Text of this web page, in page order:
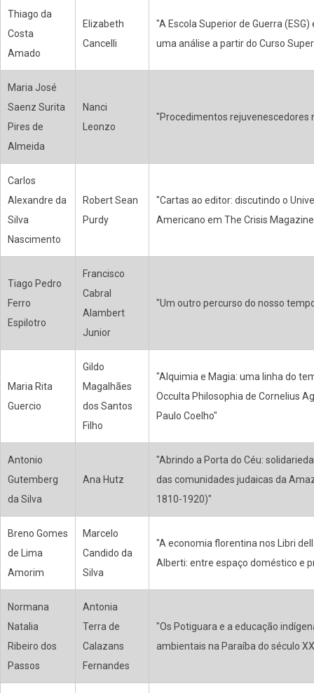
Thiago da
Costa
Amado
Elizabeth
Cancelli
"A Escola Superior de Guerra
uma análise a partir do Curso
Maria José
Saenz Surita
Pires de
Almeida
Nanci
Leonzo
"Procedimentos rejuvenescedores
Carlos
Alexandre da
Silva
Nascimento
Robert Sean
Purdy
"Cartas ao editor: discutindo o
Americano em The Crisis
Tiago Pedro
Ferro
Espilotro
Francisco
Cabral
Alambert
Junior
"Um outro percurso do nosso
Maria Rita
Guercio
Gildo
Magalhães
dos Santos
Filho
"Alquimia e Magia: uma linha do
Occulta Philosophia de Cornelius
Paulo Coelho"
Antonio
Gutemberg
da Silva
Ana Hutz
"Abrindo a Porta do Céu:
das comunidades judaicas da
1810-1920)"
Breno Gomes
de Lima
Amorim
Marcelo
Candido da
Silva
"A economia florentina nos Libri
Alberti: entre espaço doméstico e
Normana
Natalia
Ribeiro dos
Passos
Antonia
Terra de
Calazans
Fernandes
"Os Potiguara e a educação
ambientais na Paraíba do século